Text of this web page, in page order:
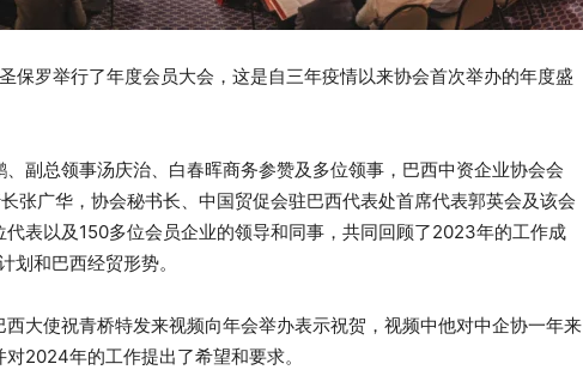
保罗举行了年度会员大会，这是自三年疫情以来协会首次举办的年度盛
副总领事汤庆治、白春晖商务参赞及多位领事，巴西中资企业协会会
张广华，协会秘书长、中国贸促会驻巴西代表处首席代表郭英会及该会
表以及150多位会员企业的领导和同事，共同回顾了2023年的工作成
和巴西经贸形势。
大使祝⻘桥特发来视频向年会举办表示祝贺，视频中他对中企协一年来
2024年的工作提出了希望和要求。